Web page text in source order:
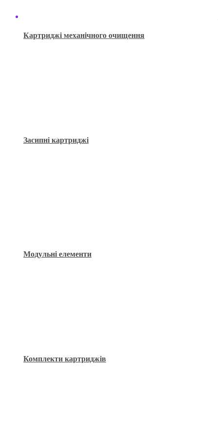
Картриджі механічного очищення
Засипні картриджі
Модульні елементи
Комплекти картриджів